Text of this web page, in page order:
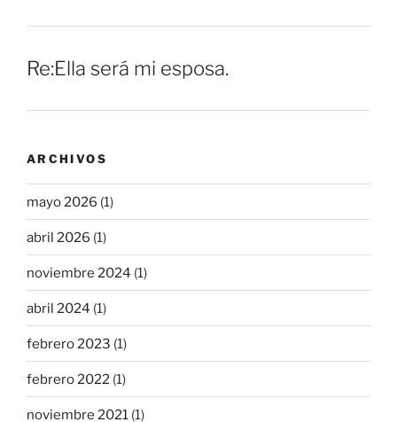
Re:Ella será mi esposa.
ARCHIVOS
mayo 2026 (1)
abril 2026 (1)
noviembre 2024 (1)
abril 2024 (1)
febrero 2023 (1)
febrero 2022 (1)
noviembre 2021 (1)